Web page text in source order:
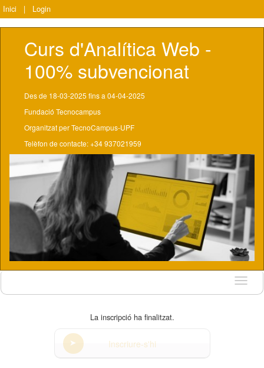
Inici | Login
Curs d'Analítica Web -
100% subvencionat
Des de 18-03-2025 fins a 04-04-2025
Fundació Tecnocampus
Organitzat per TecnoCampus-UPF
Telèfon de contacte: +34 937021959
Idioma
La inscripció ha finalitzat.
Inscriure-s'hi